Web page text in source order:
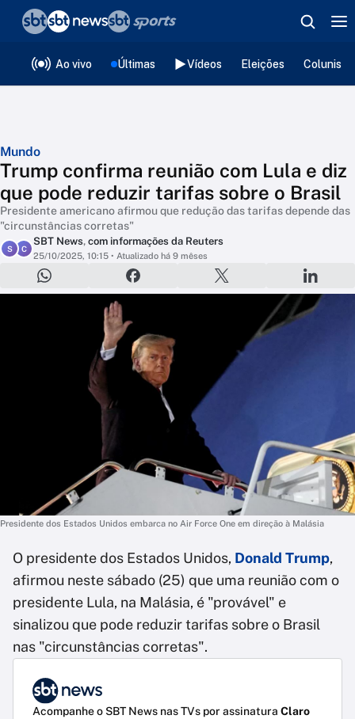
Ao vivo Últimas Vídeos Eleições
Mundo
Trump confirma reunião com Lula e diz
que pode reduzir tarifas sobre o Brasil
Presidente americano afirmou que redução das tarifas depende das
"circunstâncias corretas"
S C
SBT News, com informações da Reuters
25/10/2025, 10:15 • Atualizado há 9 mêses
Presidente dos Estados Unidos embarca no Air Force One em direção à Malásia
O presidente dos Estados Unidos, Donald Trump,
afirmou neste sábado (25) que uma reunião com o
presidente Lula, na Malásia, é "provável" e
sinalizou que pode reduzir tarifas sobre o Brasil
nas "circunstâncias corretas".
Acompanhe o SBT News nas TVs por assinatura Claro
❮voltar
Editorias